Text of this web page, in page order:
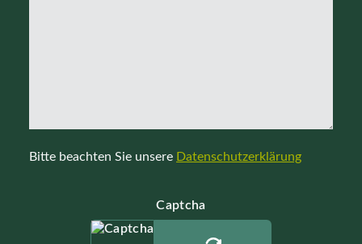
Bitte beachten Sie unsere Datenschutzerklärung
Captcha